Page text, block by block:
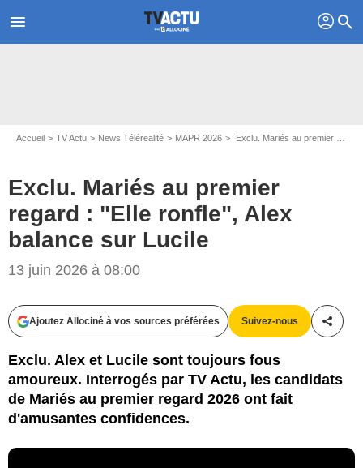
menu profil search
Accueil TV Actu News Télérealité MAPR 2026 Exclu. Mariés au premier regard : "Elle ronfle", Alex balance sur Lucile
Exclu. Mariés au premier
regard : "Elle ronfle", Alex
balance sur Lucile
13 juin 2026 à 08:00
Ajoutez Allociné à vos sources préférées Suivez-nous
Exclu. Alex et Lucile sont toujours fous
amoureux. Interrogés par TV Actu, les candidats
de Mariés au premier regard 2026 ont fait
d'amusantes confidences.